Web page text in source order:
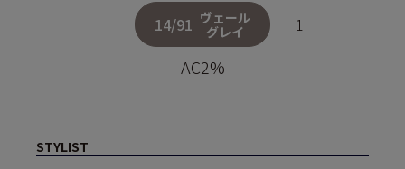
14/91 ヴェール
グレイ
1
AC2%
STYLIST